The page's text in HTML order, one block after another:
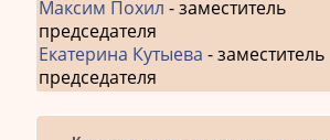
Максим Похил - заместитель
председателя
Екатерина Кутыева - заместитель
председателя